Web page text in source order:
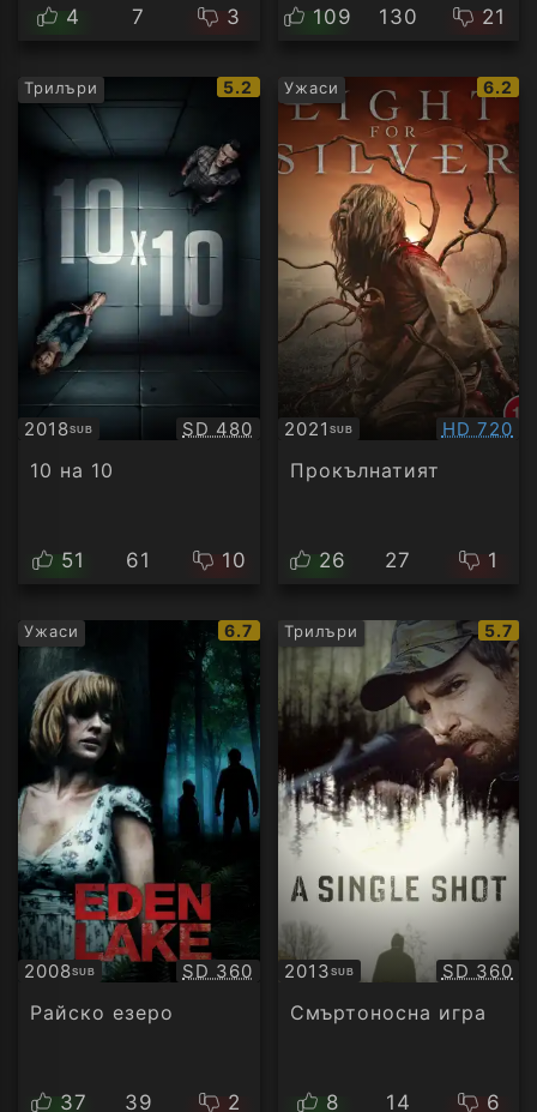
4 7 3 109 130 21
Трилъри
IMDb
рейтинг:
5.2
2018SUB
Субтитри Качество:
SD 480
10 на 10
51 61 10
Ужаси
IMDb
6.2
2021 SUB
Субтитри HD 720
Прокълнатият
26 27 1
Ужаси
IMDb
рейтинг:
6.7
2008SUB
Субтитри Качество:
SD 360
Райско езеро
37 39 2
Трилъри
IMDb
5.7
2013SUB
Субтитри SD 360
Смъртоносна игра
8 14 6